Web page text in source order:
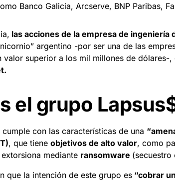
Banco Galicia, Arcserve, BNP Paribas,
las acciones de la empresa de ingeniería
argentino -por ser una de las
valor superior a los mil millones de dólares-,
el grupo
con las características de una
, que tiene objetivos de alto valor, como
mediante ransomware (secuestro
que la intención de este grupo es “cobrar